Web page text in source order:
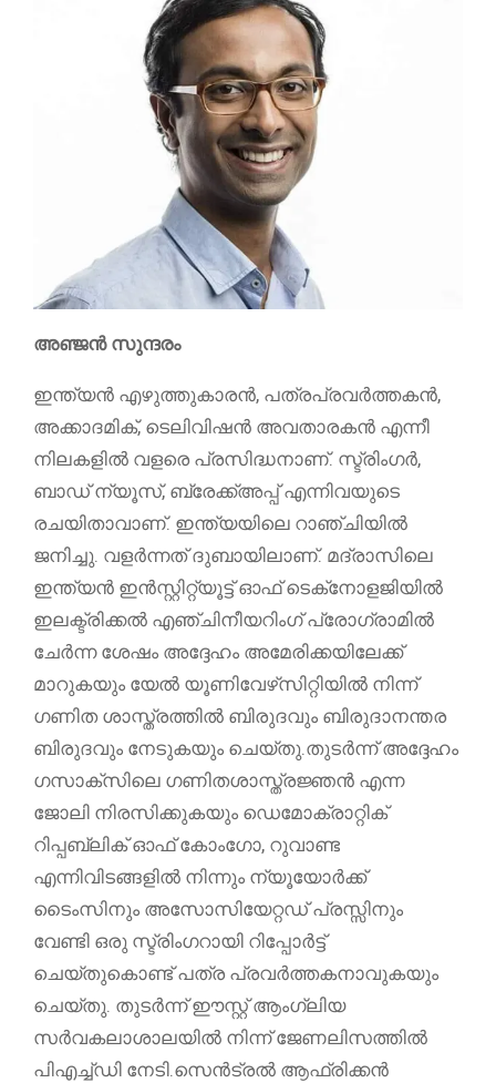
അഞ്ജൻ സുന്ദരം
ഇന്ത്യൻ എഴുത്തുകാരൻ, പത്രപ്രവർത്തകൻ,
അക്കാദമിക്, ടെലിവിഷൻ അവതാരകൻ എന്നീ
നിലകളിൽ വളരെ പ്രസിദ്ധനാണ്. സ്ട്രിംഗർ,
ബാഡ് ന്യൂസ്, ബ്രേക്ക്അപ്പ് എന്നിവയുടെ
രചയിതാവാണ്. ഇന്ത്യയിലെ റാഞ്ചിയിൽ
ജനിച്ചു. വളർന്നത് ദുബായിലാണ്. മദ്രാസിലെ
ഇന്ത്യൻ ഇൻസ്റ്റിറ്റ്യൂട്ട് ഓഫ് ടെക്‌നോളജിയിൽ
ഇലക്ട്രിക്കൽ എഞ്ചിനീയറിംഗ് പ്രോഗ്രാമിൽ
ചേർന്ന ശേഷം അദ്ദേഹം അമേരിക്കയിലേക്ക്
മാറുകയും യേൽ യൂണിവേഴ്‌സിറ്റിയിൽ നിന്ന്
ഗണിത ശാസ്ത്രത്തിൽ ബിരുദവും ബിരുദാനന്തര
ബിരുദവും നേടുകയും ചെയ്തു.തുടർന്ന് അദ്ദേഹം
ഗസാക്‌സിലെ ഗണിതശാസ്ത്രജ്ഞൻ എന്ന
ജോലി നിരസിക്കുകയും ഡെമോക്രാറ്റിക്
റിപ്പബ്ലിക് ഓഫ് കോംഗോ, റുവാണ്ട
എന്നിവിടങ്ങളിൽ നിന്നും ന്യൂയോർക്ക്
ടൈംസിനും അസോസിയേറ്റഡ് പ്രസ്സിനും
വേണ്ടി ഒരു സ്ട്രിംഗറായി റിപ്പോർട്ട്
ചെയ്തുകൊണ്ട് പത്ര പ്രവർത്തകനാവുകയും
ചെയ്തു. തുടർന്ന് ഈസ്റ്റ് ആംഗ്ലിയ
സർവകലാശാലയിൽ നിന്ന് ജേണലിസത്തിൽ
പിഎച്ച്ഡി നേടി.സെൻട്രൽ ആഫ്രിക്കൻ